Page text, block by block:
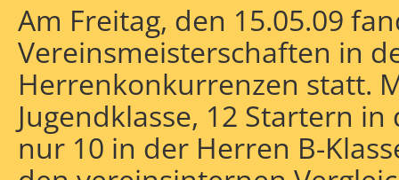
Am Freitag, den 15.05.09
Vereinsmeisterschaften in
Herrenkonkurrenzen statt.
Jugendklasse, 12 Startern
nur 10 in der Herren B-